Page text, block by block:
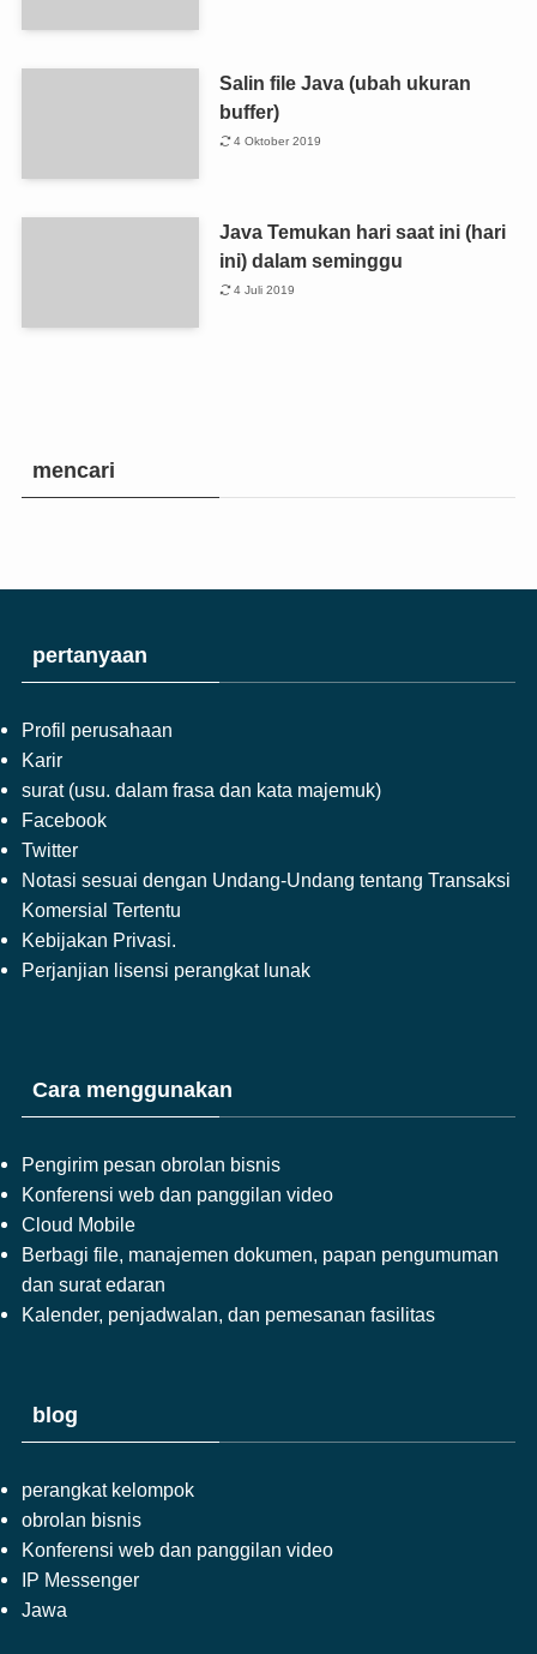
Salin file Java (ubah ukuran
buffer)
4 Oktober 2019
Java Temukan hari saat ini (hari
ini) dalam seminggu
4 Juli 2019
mencari
pertanyaan
Profil perusahaan
Karir
surat (usu. dalam frasa dan kata majemuk)
Facebook
Twitter
Notasi sesuai dengan Undang-Undang tentang Transaksi
Komersial Tertentu
Kebijakan Privasi.
Perjanjian lisensi perangkat lunak
Cara menggunakan
Pengirim pesan obrolan bisnis
Konferensi web dan panggilan video
Cloud Mobile
Berbagi file, manajemen dokumen, papan pengumuman
dan surat edaran
Kalender, penjadwalan, dan pemesanan fasilitas
blog
perangkat kelompok
obrolan bisnis
Konferensi web dan panggilan video
IP Messenger
Jawa